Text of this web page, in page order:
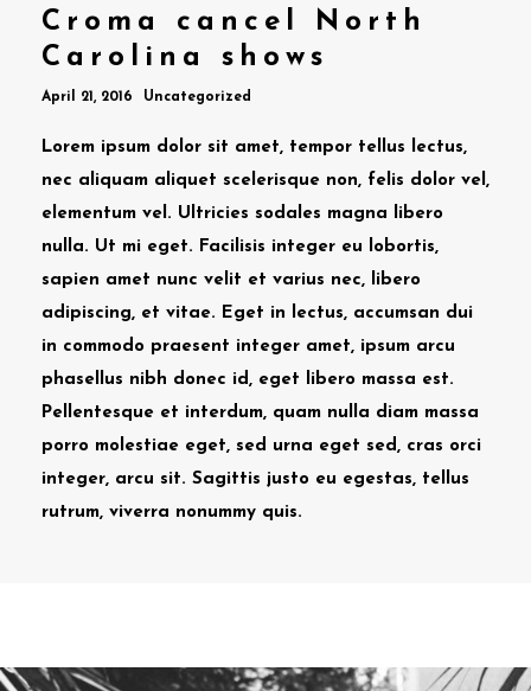
Croma cancel North
Carolina shows
April 21, 2016 Uncategorized
Lorem ipsum dolor sit amet, tempor tellus lectus,
nec aliquam aliquet scelerisque non, felis dolor vel,
elementum vel. Ultricies sodales magna libero
nulla. Ut mi eget. Facilisis integer eu lobortis,
sapien amet nunc velit et varius nec, libero
adipiscing, et vitae. Eget in lectus, accumsan dui
in commodo praesent integer amet, ipsum arcu
phasellus nibh donec id, eget libero massa est.
Pellentesque et interdum, quam nulla diam massa
porro molestiae eget, sed urna eget sed, cras orci
integer, arcu sit. Sagittis justo eu egestas, tellus
rutrum, viverra nonummy quis.